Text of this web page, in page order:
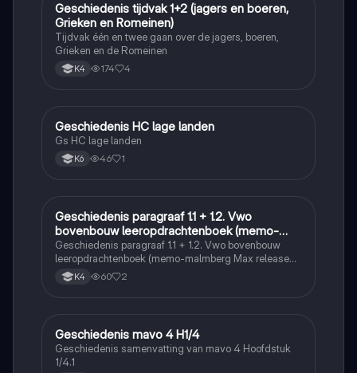
Geschiedenis
Geschiedenis tijdvak 1+2 (jagers en boeren,
Grieken en Romeinen)
Tijdvak één en twee gaan over de jagers, boeren,
Grieken en de Romeinen
K4 174 4
Geschiedenis
Geschiedenis HC lage landen
Gs HC lage landen
K6 46 1
Geschiedenis
Geschiedenis paragraaf 1.1 + 1.2. Vwo
bovenbouw leeropdrachtenboek (memo-
malmberg Max release 6.0)
Geschiedenis paragraaf 1.1 + 1.2. Vwo bovenbouw
leeropdrachtenboek (memo-malmberg Max release
6.0)K4 60 2
Geschiedenis
Geschiedenis mavo 4 H1/4
Geschiedenis samenvatting van mavo 4 Hoofdstuk
1/4.1